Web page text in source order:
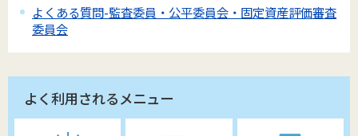
よくある質問-監査委員・公平委員会・固定資産評価審査
委員会
よく利用されるメニュー